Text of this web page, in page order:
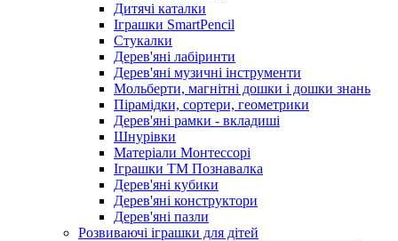
Дитячі каталки
Іграшки SmartPencil
Стукалки
Дерев'яні лабіринти
Дерев'яні музичні інструменти
Мольберти, магнітні дошки і дошки знань
Пірамідки, сортери, геометрики
Дерев'яні рамки - вкладиші
Шнурівки
Матеріали Монтессорі
Іграшки ТМ Познавалка
Дерев'яні кубики
Дерев'яні конструктори
Дерев'яні пазли
Розвиваючі іграшки для дітей